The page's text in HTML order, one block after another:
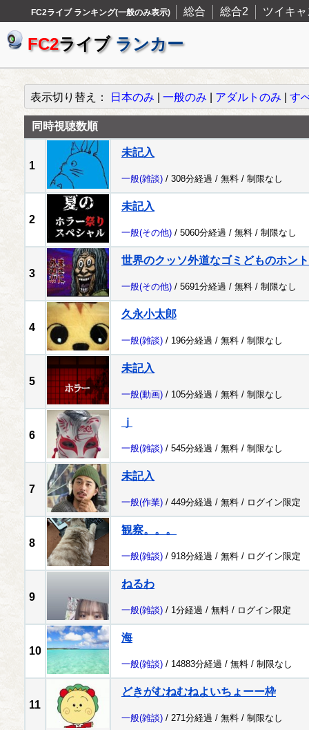
FC2ライブ ランキング(一般のみ表示) 総合 総合2 ツイキャ
FC2ライブ ランカー
表示切り替え： 日本のみ 一般のみ アダルトのみ す
同時視聴数順
1
未記入
一般(雑談) / 308分経過 / 無料 / 制限なし
2
未記入
一般(その他) / 5060分経過 / 無料 / 制限なし
3
世界のクッソ外道なゴミどものホン
一般(その他) / 5691分経過 / 無料 / 制限なし
4
久永小太郎
一般(雑談) / 196分経過 / 無料 / 制限なし
5
未記入
一般(動画) / 105分経過 / 無料 / 制限なし
6
ｊ
一般(雑談) / 545分経過 / 無料 / 制限なし
7
未記入
一般(作業) / 449分経過 / 無料 / ログイン限定
8
観察。。。
一般(雑談) / 918分経過 / 無料 / ログイン限定
9
ねるわ
一般(雑談) / 1分経過 / 無料 / ログイン限定
10
海
一般(雑談) / 14883分経過 / 無料 / 制限なし
11
どきがむねむねよいちょーー枠
一般(雑談) / 271分経過 / 無料 / 制限なし